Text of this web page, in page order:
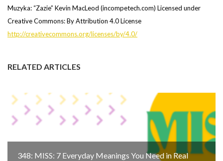
Muzyka: “Zazie” Kevin MacLeod (incompetech.com) Licensed under
Creative Commons: By Attribution 4.0 License
http://creativecommons.org/licenses/by/4.0/
RELATED ARTICLES
348: MISS: 7 Everyday Meanings You Need in Real